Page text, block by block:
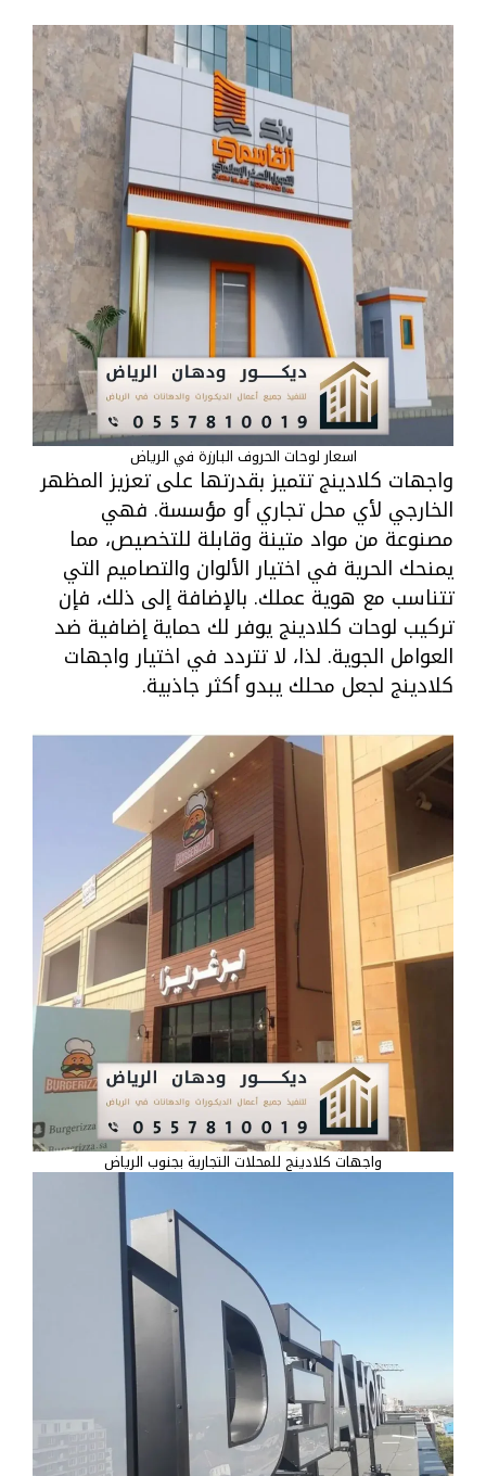
اسعار لوحات الحروف البارزة في الرياض
واجهات كلادينج تتميز بقدرتها على تعزيز المظهر
الخارجي لأي محل تجاري أو مؤسسة. فهي
مصنوعة من مواد متينة وقابلة للتخصيص، مما
يمنحك الحرية في اختيار الألوان والتصاميم التي
تتناسب مع هوية عملك. بالإضافة إلى ذلك، فإن
تركيب لوحات كلادينج يوفر لك حماية إضافية ضد
العوامل الجوية. لذا، لا تتردد في اختيار واجهات
كلادينج لجعل محلك يبدو أكثر جاذبية.
واجهات كلادينج للمحلات التجارية بجنوب الرياض